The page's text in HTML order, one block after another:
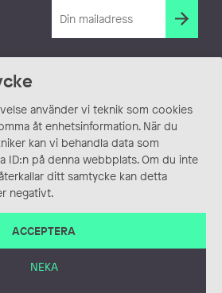
använder vi teknik som cookies
åt enhetsinformation. När du
kan vi behandla data som
ID:n på denna webbplats. Om du inte
ditt samtycke kan detta
negativt.
ACCEPTERA
NEKA